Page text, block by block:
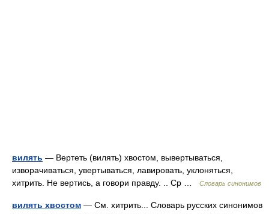
вилять — Вертеть (вилять) хвостом, вывертываться,
изворачиваться, увертываться, лавировать, уклоняться,
хитрить. Не вертись, а говори правду. .. Ср …
Словарь синонимов
вилять хвостом — См. хитрить... Словарь русских синонимов